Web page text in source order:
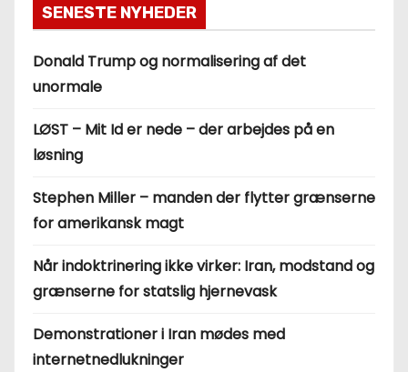
SENESTE NYHEDER
Donald Trump og normalisering af det
unormale
LØST – Mit Id er nede – der arbejdes på en
løsning
Stephen Miller – manden der flytter grænserne
for amerikansk magt
Når indoktrinering ikke virker: Iran, modstand og
grænserne for statslig hjernevask
Demonstrationer i Iran mødes med
internetnedlukninger